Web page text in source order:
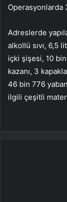
Operasyonlarda
Adreslerde
alkollü sıvı, 6,5
içki şişesi, 10
kazanı, 3
46 bin 776
ilgili çeşitli